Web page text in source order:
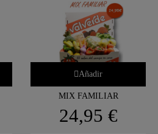
Añadir
MIX FAMILIAR
24,95 €